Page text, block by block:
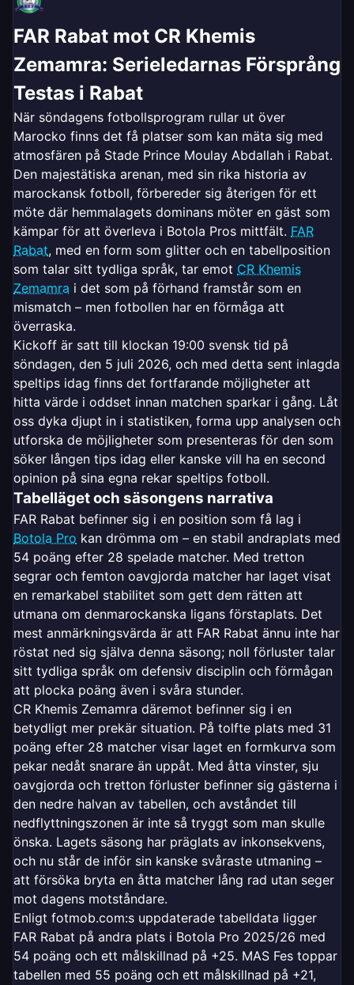
FAR Rabat mot CR Khemis
Zemamra: Serieledarnas Försprång
Testas i Rabat
När söndagens fotbollsprogram rullar ut över
Marocko finns det få platser som kan mäta sig med
atmosfären på Stade Prince Moulay Abdallah i Rabat.
Den majestätiska arenan, med sin rika historia av
marockansk fotboll, förbereder sig återigen för ett
möte där hemmalagets dominans möter en gäst som
kämpar för att överleva i Botola Pros mittfält. FAR
Rabat, med en form som glitter och en tabellposition
som talar sitt tydliga språk, tar emot CR Khemis
Zemamra i det som på förhand framstår som en
mismatch – men fotbollen har en förmåga att
överraska.
Kickoff är satt till klockan 19:00 svensk tid på
söndagen, den 5 juli 2026, och med detta sent inlagda
speltips idag finns det fortfarande möjligheter att
hitta värde i oddset innan matchen sparkar i gång. Låt
oss dyka djupt in i statistiken, forma upp analysen och
utforska de möjligheter som presenteras för den som
söker lången tips idag eller kanske vill ha en second
opinion på sina egna rekar speltips fotboll.
Tabelläget och säsongens narrativa
FAR Rabat befinner sig i en position som få lag i
Botola Pro kan drömma om – en stabil andraplats med
54 poäng efter 28 spelade matcher. Med tretton
segrar och femton oavgjorda matcher har laget visat
en remarkabel stabilitet som gett dem rätten att
utmana om denmarockanska ligans förstaplats. Det
mest anmärkningsvärda är att FAR Rabat ännu inte har
röstat ned sig själva denna säsong; noll förluster talar
sitt tydliga språk om defensiv disciplin och förmågan
att plocka poäng även i svåra stunder.
CR Khemis Zemamra däremot befinner sig i en
betydligt mer prekär situation. På tolfte plats med 31
poäng efter 28 matcher visar laget en formkurva som
pekar nedåt snarare än uppåt. Med åtta vinster, sju
oavgjorda och tretton förluster befinner sig gästerna i
den nedre halvan av tabellen, och avståndet till
nedflyttningszonen är inte så tryggt som man skulle
önska. Lagets säsong har präglats av inkonsekvens,
och nu står de inför sin kanske svåraste utmaning –
att försöka bryta en åtta matcher lång rad utan seger
mot dagens motståndare.
Enligt fotmob.com:s uppdaterade tabelldata ligger
FAR Rabat på andra plats i Botola Pro 2025/26 med
54 poäng och ett målskillnad på +25. MAS Fes toppar
tabellen med 55 poäng och ett målskillnad på +21,